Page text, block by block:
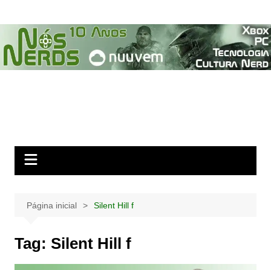
para
conteúdo
Página inicial Silent Hill f
Tag: Silent Hill f